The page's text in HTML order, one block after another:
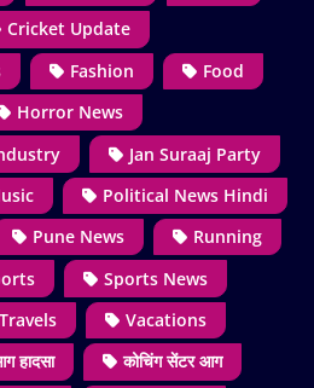
Cricket Update
Fashion
Food
Horror News
Jan Suraaj Party
Political News Hindi
Pune News
Running
Sports News
Vacations
हादसा
कोचिंग सेंटर आग